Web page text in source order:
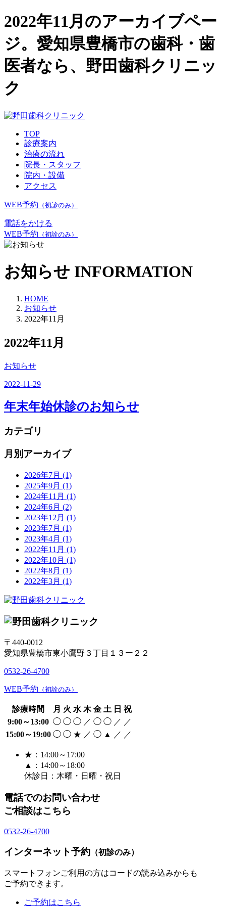
2022年11月のアーカイブペー
ジ。愛知県豊橋市の歯科・歯
医者なら、野田歯科クリニッ
ク
TOP
診療案内
治療の流れ
院長・スタッフ
院内・設備
アクセス
WEB予約 （初診のみ）
電話をかける
WEB予約 （初診のみ）
お知らせ INFORMATION
HOME
お知らせ
2022年11月
2022年11月
お知らせ
2022-11-29
年末年始休診のお知らせ
カテゴリ
月別アーカイブ
2026年7月 (1)
2025年9月 (1)
2024年11月 (1)
2024年6月 (2)
2023年12月 (1)
2023年7月 (1)
2023年4月 (1)
2022年11月 (1)
2022年10月 (1)
2022年8月 (1)
2022年3月 (1)
〒440-0012
愛知県豊橋市東小鷹野３丁目１３ー２２
0532-26-4700
WEB予約 （初診のみ）
診療時間 月 火 水 木 金 土 日 祝
9:00～13:00 ◯ ◯ ◯ ／ ◯ ◯ ／ ／
15:00～19:00 ◯ ◯ ★ ／ ◯ ▲ ／ ／
★：14:00～17:00
▲：14:00～18:00
休診日：木曜・日曜・祝日
電話でのお問い合わせ
ご相談はこちら
0532-26-4700
インターネット予約 （初診のみ）
スマートフォンご利用の方はコードの読み込みからも
ご予約できます。
ご予約はこちら